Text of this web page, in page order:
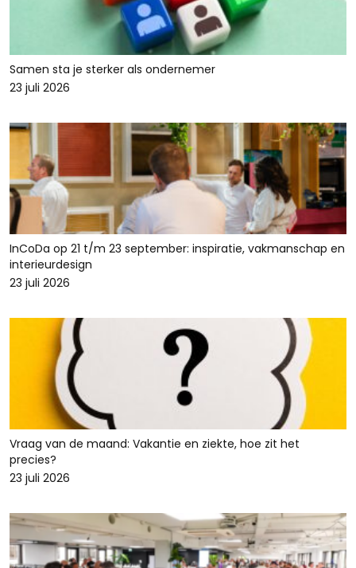
Samen sta je sterker als ondernemer
23 juli 2026
InCoDa op 21 t/m 23 september: inspiratie, vakmanschap en
interieurdesign
23 juli 2026
Vraag van de maand: Vakantie en ziekte, hoe zit het
precies?
23 juli 2026